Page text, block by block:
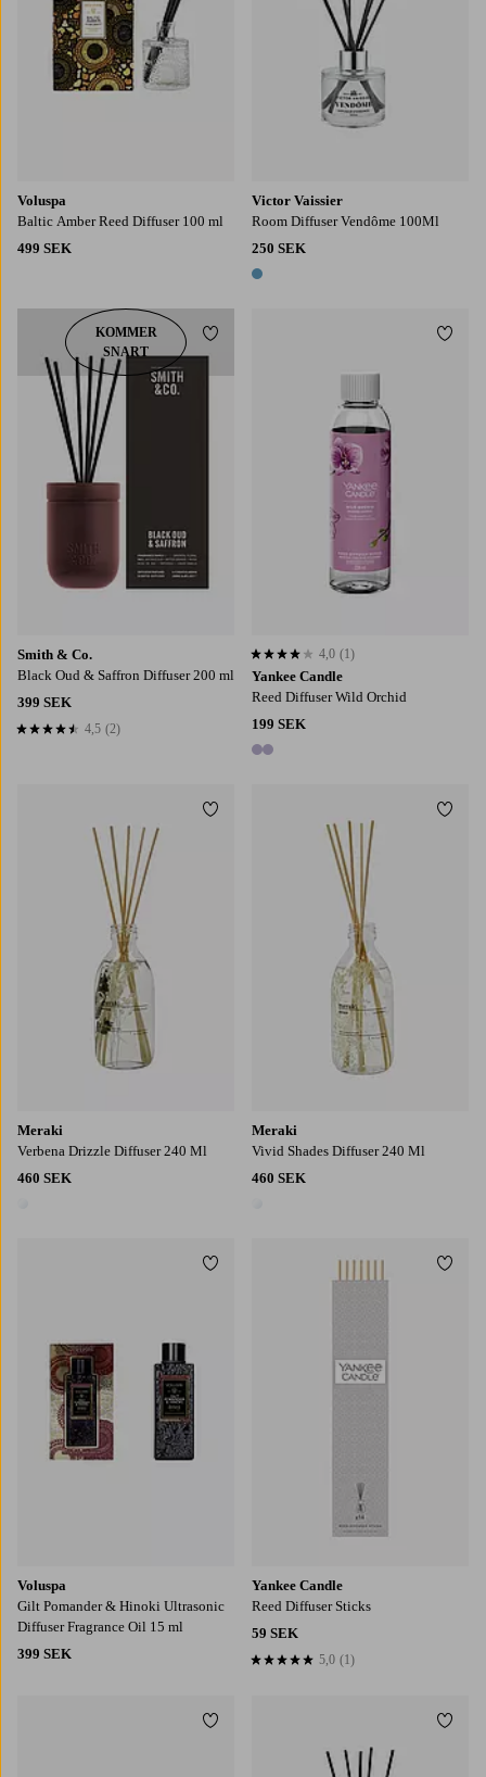
Voluspa
Baltic Amber Reed Diffuser 100 ml
499 SEK
Victor Vaissier
Room Diffuser Vendôme 100Ml
250 SEK
1 färg
Smith & Co.
Black Oud & Saffron Diffuser 200 ml
399 SEK
4,5 baserat på 2 st betyg
4,5 (2)
KOMMER
SNART
Lägg till i favoriter
Yankee Candle
Reed Diffuser Wild Orchid
199 SEK
2 färger
4,0 baserat på 1 st betyg
4,0 (1)
Meraki
Verbena Drizzle Diffuser 240 Ml
460 SEK
Lägg till i favoriter
Meraki
Vivid Shades Diffuser 240 Ml
460 SEK
Voluspa
Gilt Pomander & Hinoki Ultrasonic
Diffuser Fragrance Oil 15 ml
399 SEK
Lägg till i favoriter
Yankee Candle
Reed Diffuser Sticks
59 SEK
5,0 baserat på 1 st betyg
5,0 (1)
Lägg till i favoriter